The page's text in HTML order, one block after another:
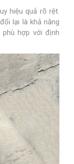
hiệu quả rõ rệt.
lại là khả năng
phù hợp với định